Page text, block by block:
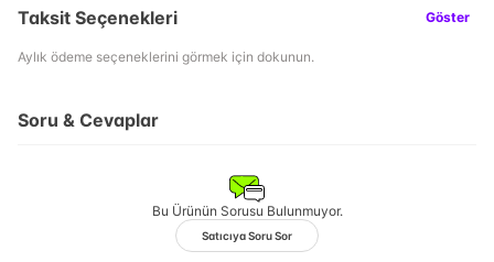
Taksit Seçenekleri Göster
Aylık ödeme seçeneklerini görmek için dokunun.
Soru & Cevaplar
Bu Ürünün Sorusu Bulunmuyor.
Satıcıya Soru Sor